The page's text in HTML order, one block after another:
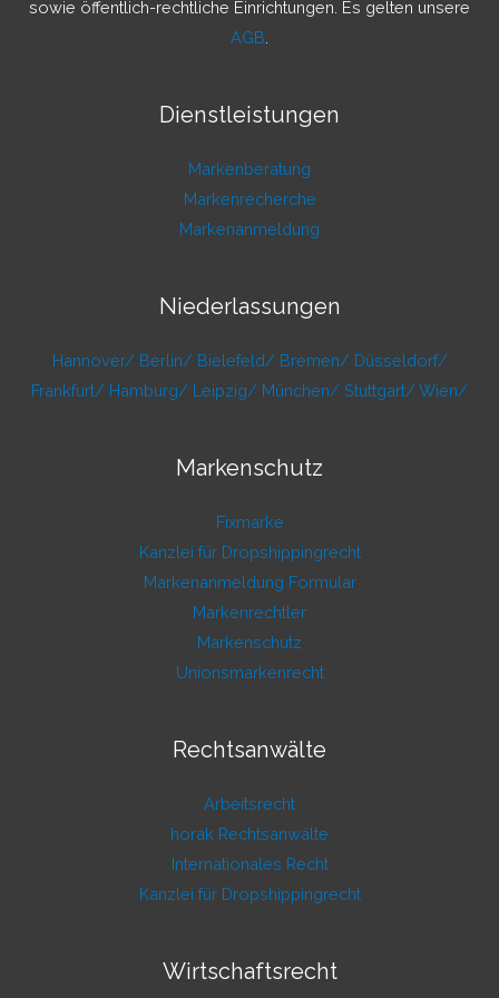
sowie öffentlich-rechtliche Einrichtungen. Es gelten unsere
AGB
Dienstleistungen
Markenberatung
Markenrecherche
Markenanmeldung
Niederlassungen
Hannover/ Berlin/ Bielefeld/ Bremen/ Düsseldorf/
Frankfurt/ Hamburg/ Leipzig/ München/ Stuttgart/ Wien/
Markenschutz
Fixmarke
Kanzlei für Dropshippingrecht
Markenanmeldung Formular
Markenrechtler
Markenschutz
Unionsmarkenrecht
Rechtsanwälte
Arbeitsrecht
horak Rechtsanwälte
Internationales Recht
Kanzlei für Dropshippingrecht
Wirtschaftsrecht